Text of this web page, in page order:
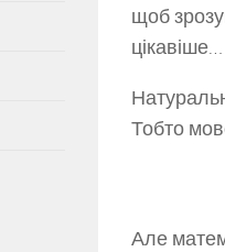
щоб
цікавіше…
Тобто
Але